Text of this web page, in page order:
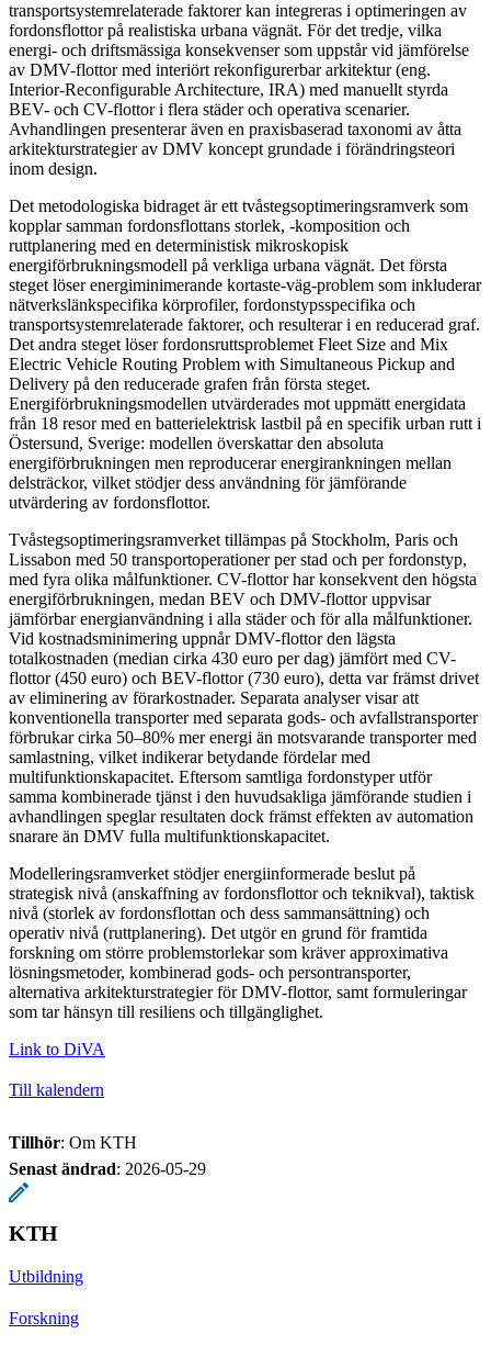
transportsystemrelaterade faktorer kan integreras i optimeringen av
fordonsflottor på realistiska urbana vägnät. För det tredje, vilka
energi- och driftsmässiga konsekvenser som uppstår vid jämförelse
av DMV-flottor med interiört rekonfigurerbar arkitektur (eng.
Interior-Reconfigurable Architecture, IRA) med manuellt styrda
BEV- och CV-flottor i flera städer och operativa scenarier.
Avhandlingen presenterar även en praxisbaserad taxonomi av åtta
arkitekturstrategier av DMV koncept grundade i förändringsteori
inom design.
Det metodologiska bidraget är ett tvåstegsoptimeringsramverk som
kopplar samman fordonsflottans storlek, -komposition och
ruttplanering med en deterministisk mikroskopisk
energiförbrukningsmodell på verkliga urbana vägnät. Det första
steget löser energiminimerande kortaste-väg-problem som inkluderar
nätverkslänkspecifika körprofiler, fordonstypsspecifika och
transportsystemrelaterade faktorer, och resulterar i en reducerad graf.
Det andra steget löser fordonsruttsproblemet Fleet Size and Mix
Electric Vehicle Routing Problem with Simultaneous Pickup and
Delivery på den reducerade grafen från första steget.
Energiförbrukningsmodellen utvärderades mot uppmätt energidata
från 18 resor med en batterielektrisk lastbil på en specifik urban rutt i
Östersund, Sverige: modellen överskattar den absoluta
energiförbrukningen men reproducerar energirankningen mellan
delsträckor, vilket stödjer dess användning för jämförande
utvärdering av fordonsflottor.
Tvåstegsoptimeringsramverket tillämpas på Stockholm, Paris och
Lissabon med 50 transportoperationer per stad och per fordonstyp,
med fyra olika målfunktioner. CV-flottor har konsekvent den högsta
energiförbrukningen, medan BEV och DMV-flottor uppvisar
jämförbar energianvändning i alla städer och för alla målfunktioner.
Vid kostnadsminimering uppnår DMV-flottor den lägsta
totalkostnaden (median cirka 430 euro per dag) jämfört med CV-
flottor (450 euro) och BEV-flottor (730 euro), detta var främst drivet
av eliminering av förarkostnader. Separata analyser visar att
konventionella transporter med separata gods- och avfallstransporter
förbrukar cirka 50–80% mer energi än motsvarande transporter med
samlastning, vilket indikerar betydande fördelar med
multifunktionskapacitet. Eftersom samtliga fordonstyper utför
samma kombinerade tjänst i den huvudsakliga jämförande studien i
avhandlingen speglar resultaten dock främst effekten av automation
snarare än DMV fulla multifunktionskapacitet.
Modelleringsramverket stödjer energiinformerade beslut på
strategisk nivå (anskaffning av fordonsflottor och teknikval), taktisk
nivå (storlek av fordonsflottan och dess sammansättning) och
operativ nivå (ruttplanering). Det utgör en grund för framtida
forskning om större problemstorlekar som kräver approximativa
lösningsmetoder, kombinerad gods- och persontransporter,
alternativa arkitekturstrategier för DMV-flottor, samt formuleringar
som tar hänsyn till resiliens och tillgänglighet.
Link to DiVA
Till kalendern
Tillhör: Om KTH
Senast ändrad: 2026-05-29
KTH
Utbildning
Forskning